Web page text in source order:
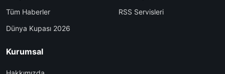
Tüm Haberler
Dünya Kupası 2026
RSS Servisleri
Kurumsal